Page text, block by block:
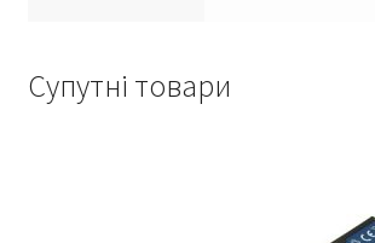
Супутні товари